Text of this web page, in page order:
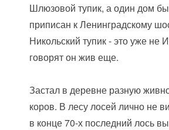
Шлюзовой тупик, а один дом
приписан к Ленинградскому
Никольский тупик - это уже не
говорят он жив еще.
Застал в деревне разную
коров. В лесу лосей лично не
в конце 70-х последний лось